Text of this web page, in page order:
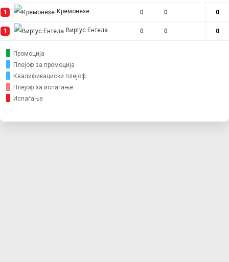
1 Кремонезе 0 0 0
1 Виртус Ентела 0 0 0
Промоција
Плејоф за промоција
Квалификациски плејоф
Плејоф за испаѓање
Испаѓање